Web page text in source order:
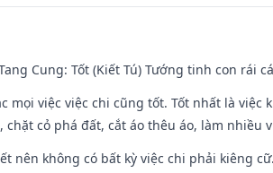
Cung: Tốt (Kiết Tú) Tướng tinh con rái
mọi việc việc chi cũng tốt. Tốt nhất là
chặt cỏ phá đất, cắt áo thêu áo, làm nhiều
nên không có bất kỳ việc chi phải kiêng cữ.